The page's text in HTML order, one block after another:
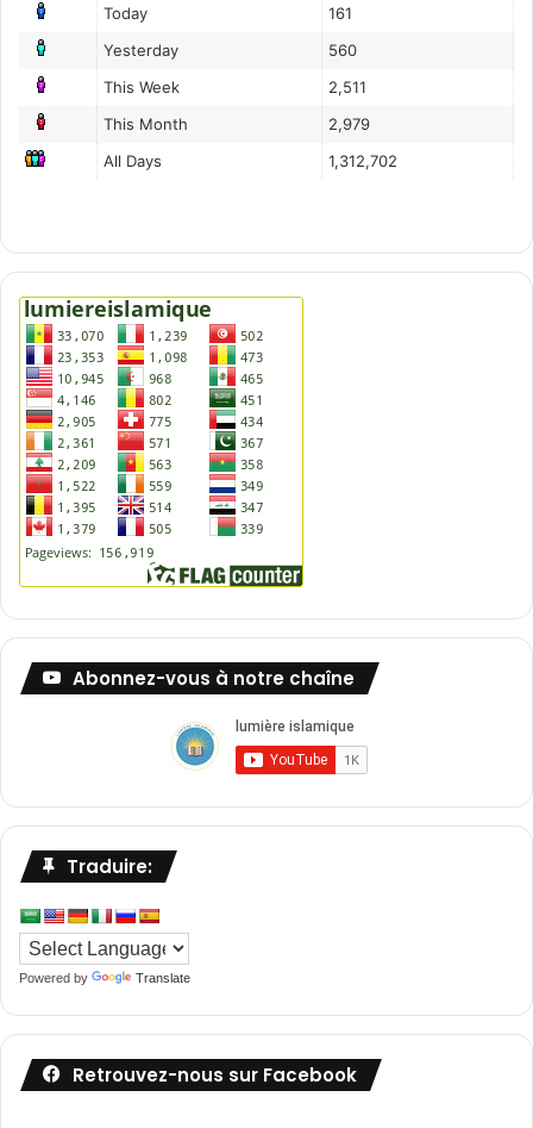
Today
161
Yesterday
560
This Week
2,511
This Month
2,979
All Days
1,312,702
Abonnez-vous à notre chaîne
Traduire:
Powered by Translate
Retrouvez-nous sur Facebook